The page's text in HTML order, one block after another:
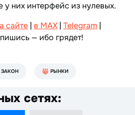
них интерфейс из нулевых.
сайте | в MAX | Telegram |
— ибо грядет!
ЗАКОН РЫНКИ
сетях: